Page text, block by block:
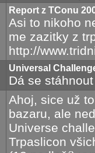
Report z TConu
Asi to nikoho
me zazitky z
http://
Universal
Dá se
Ahoj, sice už
bazaru, ale
Universe
Trpaslicon